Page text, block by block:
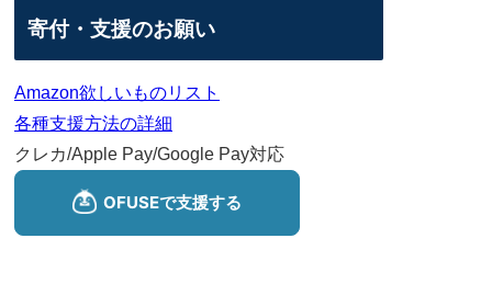
寄付・支援のお願い
Amazon欲しいものリスト
各種支援方法の詳細
クレカ/Apple Pay/Google Pay対応